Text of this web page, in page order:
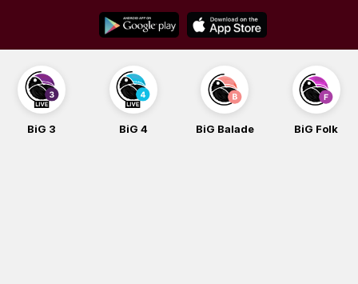
content
BiG 3 BiG 4 BiG Balade BiG Folk